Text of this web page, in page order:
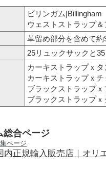
ビリンガム|Billingham
ウェストストラップ＆
革留め部分を含めて
25リュックサックと
カーキストラップｘ
カーキストラップｘ
ブラックストラップ
ブラックストラップｘ
総合ページ
内正規輸入販売店｜オリ